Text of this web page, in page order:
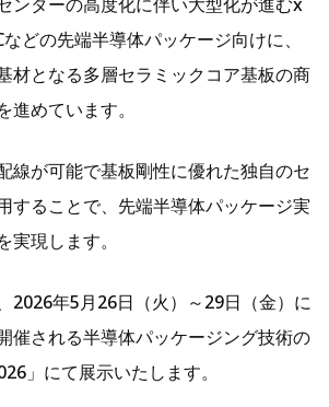
どの先端半導体パッケージ向けに、
材となる多層セラミックコア基板の商
進めています。
線が可能で基板剛性に優れた独自のセ
することで、先端半導体パッケージ実
現します。
2026年5月26日（火）～29日（金）に
催される半導体パッケージング技術の
」にて展示いたします。